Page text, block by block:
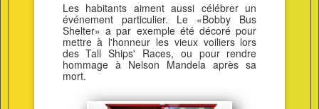
Les habitants aiment aussi célébrer un
événement particulier. Le «Bobby Bus
Shelter» a par exemple été décoré pour
mettre à l'honneur les vieux voiliers lors
des Tall Ships' Races, ou pour rendre
hommage à Nelson Mandela après sa
mort.